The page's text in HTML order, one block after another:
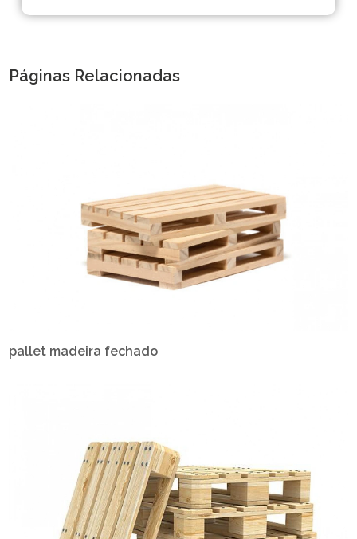
Páginas Relacionadas
pallet madeira fechado